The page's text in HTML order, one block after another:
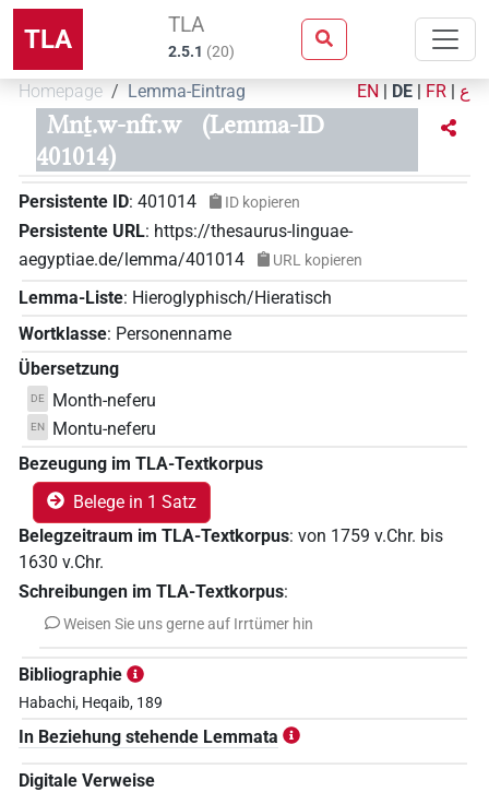
TLA TLA
2.5.1 (20)
Homepage Lemma-Eintrag EN | DE | FR | ع
Mnṯ.w-nfr.w
(Lemma-ID
401014)
Persistente ID: 401014 ID kopieren
Persistente URL: https://thesaurus-linguae-
aegyptiae.de/lemma/401014
URL kopieren
Lemma-Liste: Hieroglyphisch/Hieratisch
Wortklasse: Personenname
Übersetzung
DE Month-neferu
EN
Montu-neferu
Bezeugung im TLA-Textkorpus
Belege in 1 Satz
Belegzeitraum im TLA-Textkorpus: von 1759 v.Chr. bis
1630 v.Chr.
Schreibungen im TLA-Textkorpus:
Weisen Sie uns gerne auf Irrtümer hin
Bibliographie
Habachi, Heqaib, 189
In Beziehung stehende Lemmata
Digitale Verweise